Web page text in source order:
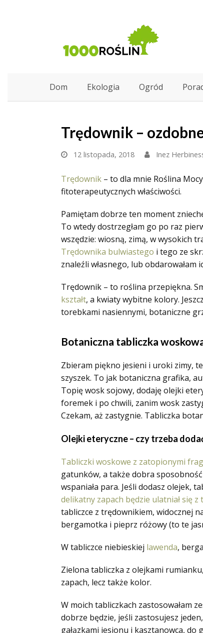
Dom Ekologia Ogród
Trędownik –
12 listopada, 2018 Inez
Trędownik – to dla mnie Roślina
fitoterapeutycznych właściwości.
Pamiętam dobrze ten moment
To wtedy dostrzegłam go po raz
wszędzie: wiosną, zimą, w wysokich
Trędownika bulwiastego i tego ze
znaleźli własnego, lub obdarowałam
Trędownik – to roślina przepiękna.
kształt, a kwiaty wybitne kolory.
torebkami nasiennymi, botaniczne
Botaniczna tabliczka
Zbieram piękno jesieni i uroki zimy,
szyszek. To jak botaniczna grafika,
Topię wosk sojowy, dodaję olejki
foremek i po chwili, zanim wosk
Czekam, aż zastygnie. Tabliczka
Olejki eteryczne – czy trzeba
Tabliczki woskowe z zatopionymi
gatunków, a także dobra
wspaniała para. Jeśli dodasz olejek,
delikatny zapach będzie ulatniał się z
tabliczce z trędownikiem, widocznej
bergamotka i pieprz różowy (to te
W tabliczce niebieskiej lawenda,
Zielona tabliczka z olejkami rumianku,
zapach, lecz także kolor.
W moich tabliczkach zastosowałam
dobrze będzie, jeśli zastosujesz
gałązkami jesionu i kasztanowca, do